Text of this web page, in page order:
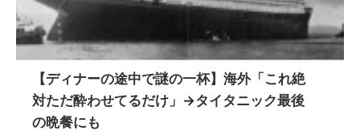
【ディナーの途中で謎の一杯】海外「これ絶
対ただ酔わせてるだけ」→タイタニック最後
の晩餐にも